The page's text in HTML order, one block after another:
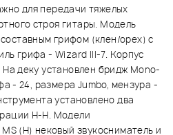
для передачи тяжелых
строя гитары. Модель
грифом (клен/орех) с
грифа - Wizard III-7. Корпус
деку установлен бридж Mono-
- 24, размера Jumbo, мензура -
установлено два
Н-Н. Модели
(H) нековый звукосниматель и